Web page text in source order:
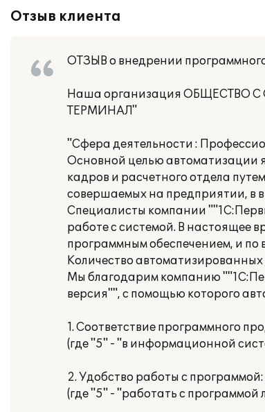
Отзыв клиента
ОТЗЫВ о внедрении
Наша организация ОБЩЕСТВО
ТЕРМИНАЛ"
"Сфера деятельности :
Основной целью автоматизации
кадров и расчетного отдела
совершаемых на предприятии, в
Специалисты компании
работе с системой. В настоящее
программным обеспечением, и по
Количество автоматизированных
Мы благодарим компанию
версия"", с помощью которого
1. Соответствие программного
(где "5" - "в информационной
2. Удобство работы с программой:
(где "5" - "работать с программой